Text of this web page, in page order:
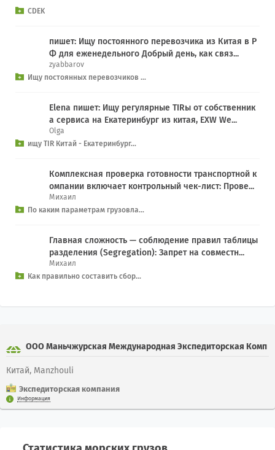
CDEK
пишет: Ищу постоянного перевозчика из Китая в Р
Ф для еженедельного Добрый день, как связ...
zyabbarov
Ищу постоянных перевозчиков ...
Elena пишет: Ищу регулярные TIRы от собственник
а сервиса на Екатеринбург из китая, EXW We...
Olga
ищу TIR Китай - Екатеринбург...
Комплексная проверка готовности транспортной к
омпании включает контрольный чек-лист: Прове...
Михаил
По каким параметрам грузовла...
Главная сложность — соблюдение правил таблицы
разделения (Segregation): Запрет на совместн...
Михаил
Как правильно составить сбор...
ООО Маньчжурская Международная Экспедиторская Комп
Китай, Manzhouli
Экспедиторская компания
Информация